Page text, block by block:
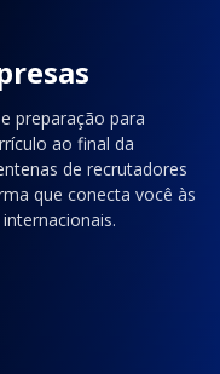
preparação para
ao final da
de recrutadores
que conecta você às